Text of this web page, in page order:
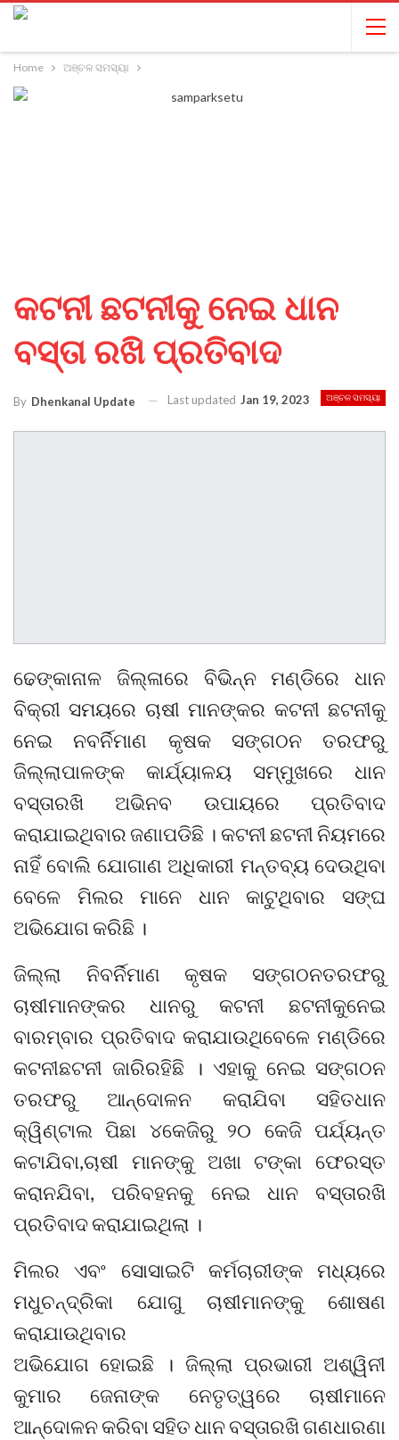
Home ଅଞ୍ଚଳ ସମସ୍ୟା
କଟନୀ ଛଟନୀକୁ ନେଇ ଧାନ
ବସ୍ତା ରଖି ପ୍ରତିବାଦ
ଅଞ୍ଚଳ ସମସ୍ୟା
By Dhenkanal Update Last updated Jan 19, 2023
ଢେଙ୍କାନାଳ ଜିଲ୍ଳାରେ ବିଭିନ୍ନ ମଣ୍ଡିରେ ଧାନ
ବିକ୍ରୀ ସମୟରେ ଚାଷୀ ମାନଙ୍କର କଟନୀ ଛଟନୀକୁ
ନେଇ ନବର୍ନିମାଣ କୃଷକ ସଙ୍ଗଠନ ତରଫରୁ
ଜିଲ୍ଲାପାଳଙ୍କ କାର୍ଯ୍ୟାଳୟ ସମ୍ମୁଖରେ ଧାନ
ବସ୍ତାରଖି ଅଭିନବ ଉପାୟରେ ପ୍ରତିବାଦ
କରାଯାଇଥିବାର ଜଣାପଡିଛି । କଟନୀ ଛଟନୀ ନିୟମରେ
ନାହିଁ ବୋଲି ଯୋଗାଣ ଅଧିକାରୀ ମନ୍ତବ୍ୟ ଦେଉଥିବା
ବେଳେ ମିଲର ମାନେ ଧାନ କାଟୁଥିବାର ସଙ୍ଘ
ଅଭିଯୋଗ କରିଛି ।
ଜିଲ୍ଲା ନିବର୍ନିମାଣ କୃଷକ ସଙ୍ଗଠନତରଫରୁ
ଚାଷୀମାନଙ୍କର ଧାନରୁ କଟନୀ ଛଟନୀକୁନେଇ
ବାରମ୍ବାର ପ୍ରତିବାଦ କରାଯାଉଥିବେଳେ ମଣ୍ଡିରେ
କଟନୀଛଟନୀ ଜାରିରହିଛି । ଏହାକୁ ନେଇ ସଙ୍ଗଠନ
ତରଫରୁ ଆନ୍ଦୋଳନ କରାଯିବା ସହିତଧାନ
କ୍ୱିଣ୍ଟାଲ ପିଛା ୪କେଜିରୁ ୨୦ କେଜି ପର୍ଯ୍ୟନ୍ତ
କଟାଯିବା,ଚାଷୀ ମାନଙ୍କୁ ଅଖା ଟଙ୍କା ଫେରସ୍ତ
କରାନଯିବା, ପରିବହନକୁ ନେଇ ଧାନ ବସ୍ତାରଖି
ପ୍ରତିବାଦ କରାଯାଇଥିଲା ।
ମିଲର ଏବଂ ସୋସାଇଟି କର୍ମଚାରୀଙ୍କ ମଧ୍ୟରେ
ମଧୁଚନ୍ଦ୍ରିକା ଯୋଗୁ ଚାଷୀମାନଙ୍କୁ ଶୋଷଣ
କରାଯାଉଥିବାର
ଅଭିଯୋଗ ହୋଇଛି । ଜିଲ୍ଲା ପ୍ରଭାରୀ ଅଶ୍ୱିନୀ
କୁମାର ଜେନାଙ୍କ ନେତୃତ୍ୱରେ ଚାଷୀମାନେ
ଆନ୍ଦୋଳନ କରିବା ସହିତ ଧାନ ବସ୍ତାରଖି ଗଣଧାରଣା